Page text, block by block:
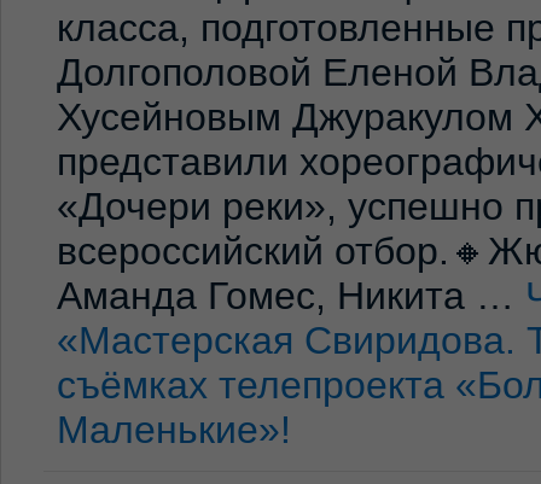
класса, подготовленные
Долгополовой Еленой
Хусейновым Джуракулом
представили
«Дочери реки», успешно
всероссийский
Аманда Гомес, Никита …
«Мастерская Свиридова.
съёмках телепроекта
Маленькие»!